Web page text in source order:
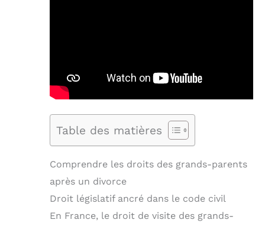
Table des matières
Comprendre les droits des grands-parents
après un divorce
Droit législatif ancré dans le code civil
En France, le droit de visite des grands-